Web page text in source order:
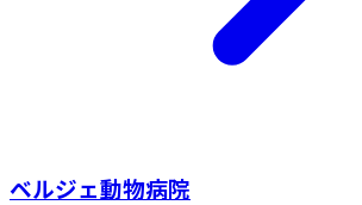
ベルジェ動物病院